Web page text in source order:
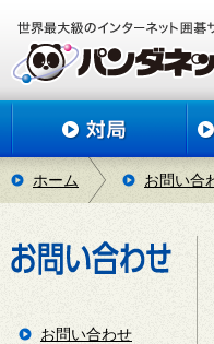
ホーム お問い合
お問い合わせ